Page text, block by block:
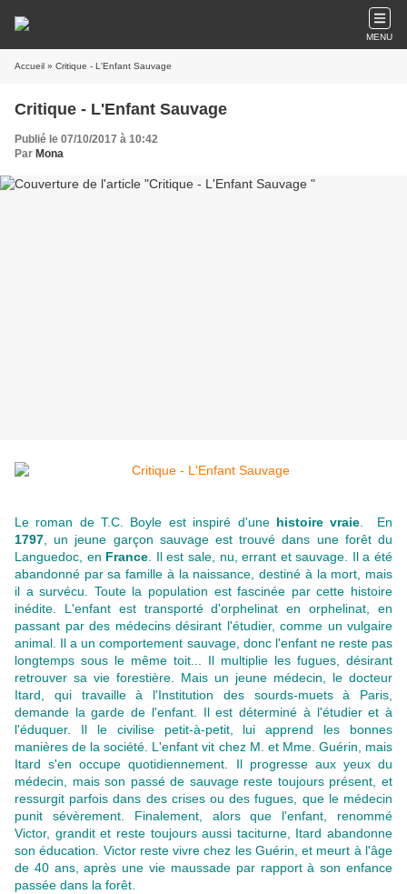
MENU
Accueil » Critique - L'Enfant Sauvage
Critique - L'Enfant Sauvage
Publié le 07/10/2017 à 10:42
Par Mona
Le roman de T.C. Boyle est inspiré d'une histoire vraie
En
1797 , un jeune garçon sauvage est trouvé dans une forêt du
Languedoc, en France . Il est sale, nu, errant et sauvage. Il a été
abandonné par sa famille à la naissance, destiné à la mort, mais
il a survécu. Toute la population est fascinée par cette histoire
inédite. L'enfant est transporté d'orphelinat en orphelinat, en
passant par des médecins désirant l'étudier, comme un vulgaire
animal. Il a un comportement sauvage, donc l'enfant ne reste pas
longtemps sous le même toit... Il multiplie les fugues, désirant
retrouver sa vie forestière. Mais un jeune médecin, le docteur
Itard, qui travaille à l'Institution des sourds-muets à Paris,
demande la garde de l'enfant. Il est déterminé à l'étudier et à
l'éduquer. Il le civilise petit-à-petit, lui apprend les bonnes
manières de la société. L'enfant vit chez M. et Mme. Guérin, mais
Itard s'en occupe quotidiennement. Il progresse aux yeux du
médecin, mais son passé de sauvage reste toujours présent, et
ressurgit parfois dans des crises ou des fugues, que le médecin
punit sévèrement. Finalement, alors que l'enfant, renommé
Victor, grandit et reste toujours aussi taciturne, Itard abandonne
son éducation. Victor reste vivre chez les Guérin, et meurt à l'âge
de 40 ans, après une vie maussade par rapport à son enfance
passée dans la forêt.